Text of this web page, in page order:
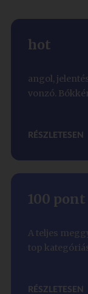
hot
angol,
vonzó.
RÉSZLETESEN
100
A teljes
top
RÉSZLETESEN